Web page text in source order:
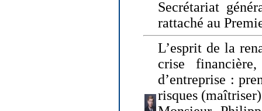
Secrétariat
rattaché au
L’esprit de la
crise
d’entreprise :
risques